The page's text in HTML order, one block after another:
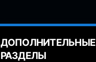
ДОПОЛНИТЕЛЬНЫЕ
РАЗДЕЛЫ